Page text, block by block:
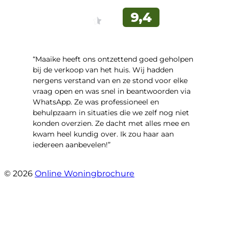
“Maaike heeft ons ontzettend goed geholpen
bij de verkoop van het huis. Wij hadden
nergens verstand van en ze stond voor elke
vraag open en was snel in beantwoorden via
WhatsApp. Ze was professioneel en
behulpzaam in situaties die we zelf nog niet
konden overzien. Ze dacht met alles mee en
kwam heel kundig over. Ik zou haar aan
iedereen aanbevelen!”
© 2026 Online Woningbrochure